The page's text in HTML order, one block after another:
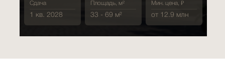
от 12.9 млн
Мин. цена, ₽
33 - 69 м²
Площадь, м²
1 кв. 2028
Сдача